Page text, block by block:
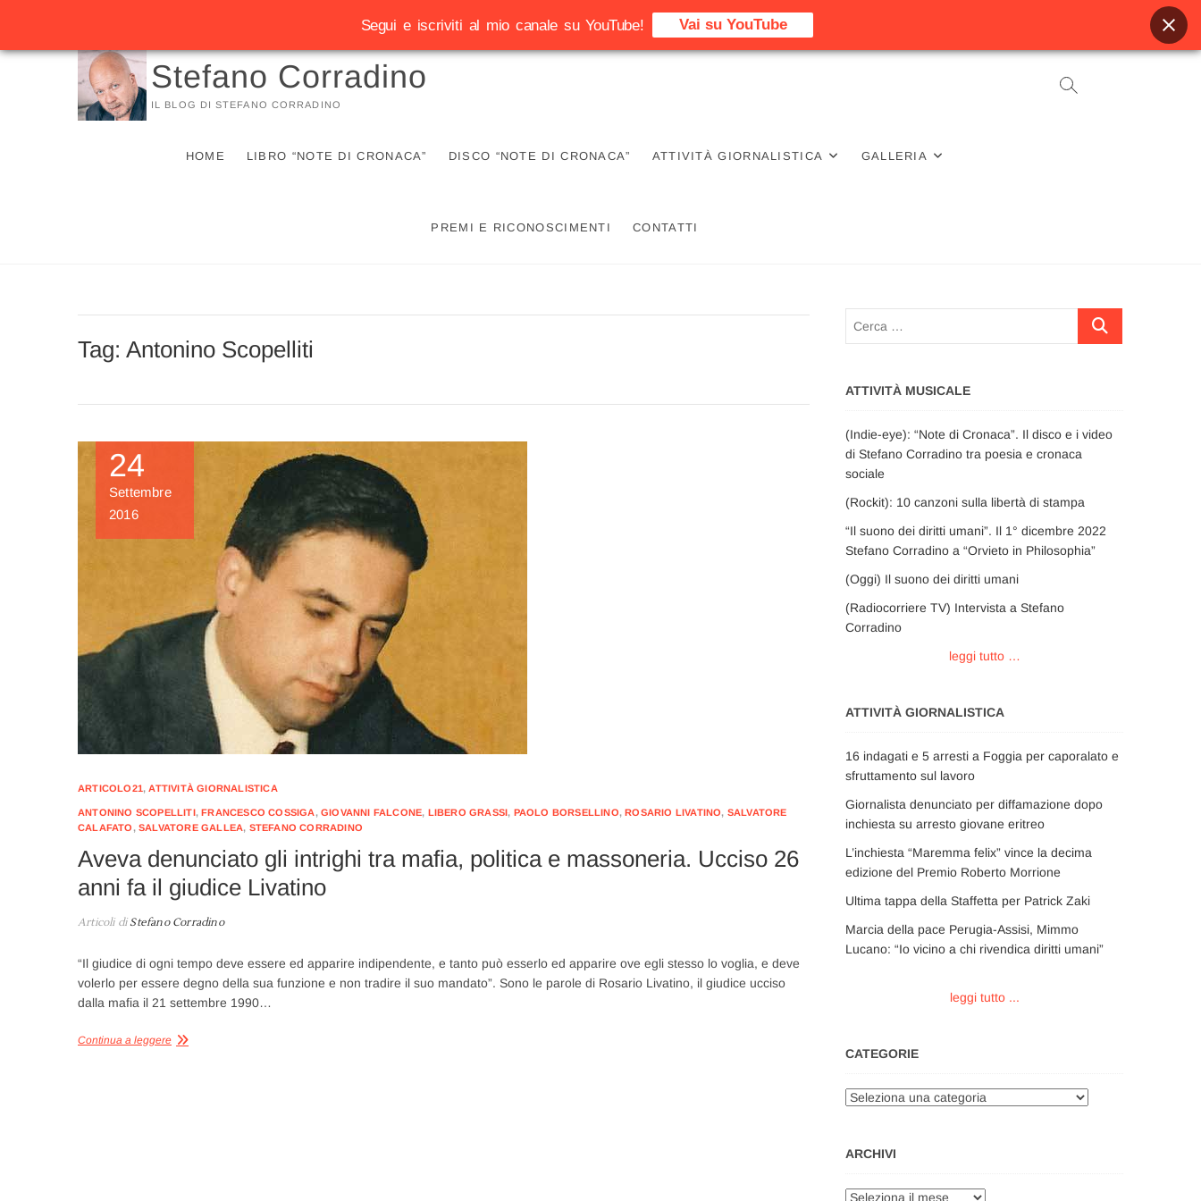
Vai
Stefano Corradino
IL BLOG DI STEFANO CORRADINO
HOME LIBRO “NOTE DI CRONACA” DISCO “NOTE DI CRONACA” ATTIVITÀ GIORNALISTICA GALLERIA
PREMI E RICONOSCIMENTI CONTATTI
Tag: Antonino Scopelliti
24
Settembre
2016
ARTICOLO21,ATTIVITÀ GIORNALISTICA
ANTONINO SCOPELLITI,FRANCESCO COSSIGA,GIOVANNI FALCONE, LIBERO GRASSI, PAOLO BORSELLINO,ROSARIO LIVATINO, SALVATORE
CALAFATO ,SALVATORE GALLEA, STEFANO CORRADINO
Aveva denunciato gli intrighi tra mafia, politica e massoneria. Ucciso 26
anni fa il giudice Livatino
Articoli diStefano Corradino
“Il giudice di ogni tempo deve essere ed apparire indipendente, e tanto può esserlo ed apparire ove egli stesso lo voglia, e deve
volerlo per essere degno della sua funzione e non tradire il suo mandato”. Sono le parole di Rosario Livatino, il giudice ucciso
dalla mafia il 21 settembre 1990…
Continua a leggere
Cerca
ATTIVITÀ MUSICALE
(Indie-eye): “Note di Cronaca”. Il disco e i video
di Stefano Corradino tra poesia e cronaca
sociale
(Rockit): 10 canzoni sulla libertà di stampa
“Il suono dei diritti umani”. Il 1° dicembre 2022
Stefano Corradino a “Orvieto in Philosophia”
(Oggi) Il suono dei diritti umani
(Radiocorriere TV) Intervista a Stefano
Corradino
leggi tutto …
ATTIVITÀ GIORNALISTICA
16 indagati e 5 arresti a Foggia per caporalato e
sfruttamento sul lavoro
Giornalista denunciato per diffamazione dopo
inchiesta su arresto giovane eritreo
L’inchiesta “Maremma felix” vince la decima
edizione del Premio Roberto Morrione
Ultima tappa della Staffetta per Patrick Zaki
Marcia della pace Perugia-Assisi, Mimmo
Lucano: “Io vicino a chi rivendica diritti umani”
leggi tutto ...
CATEGORIE
Categorie
ARCHIVI
Archivi
Segui e iscriviti al mio canale su YouTube! Vai su YouTube